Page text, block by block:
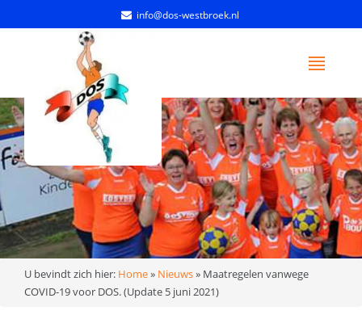
info@dos-westbroek.nl
U bevindt zich hier: Home» Nieuws» Maatregelen vanwege
COVID-19 voor DOS. (Update 5 juni 2021)